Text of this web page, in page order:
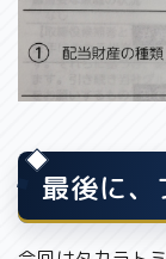
最後に、